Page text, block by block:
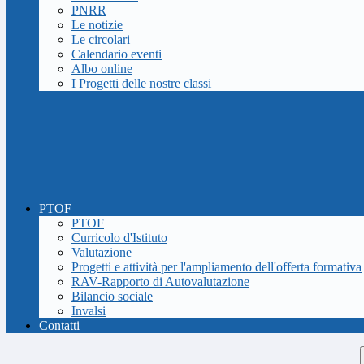
PNRR
Le notizie
Le circolari
Calendario eventi
Albo online
I Progetti delle nostre classi
PTOF
PTOF
Curricolo d'Istituto
Valutazione
Progetti e attività per l'ampliamento dell'offerta formativa
RAV-Rapporto di Autovalutazione
Bilancio sociale
Invalsi
Contatti